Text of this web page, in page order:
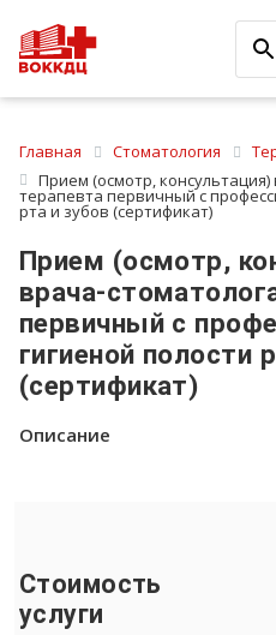
Главная Стоматология
Прием (осмотр,
терапевта первичный с
рта и зубов (сертификат)
Прием (осмотр,
врача-
первичный с
гигиеной полости
(сертификат)
Описание
Стоимость
услуги